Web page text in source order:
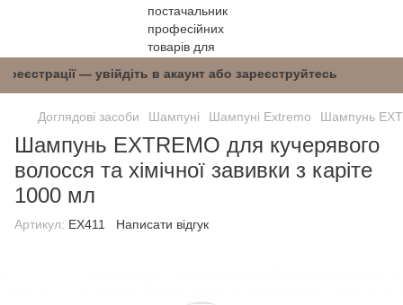
реєстрації — увійдіть в акаунт або
Доглядові засоби Шампуні Шампуні Extremo Шампунь
Шампунь EXTREMO для кучерявого
волосся та хімічної завивки з каріте
1000 мл
Артикул: EX411 Написати відгук